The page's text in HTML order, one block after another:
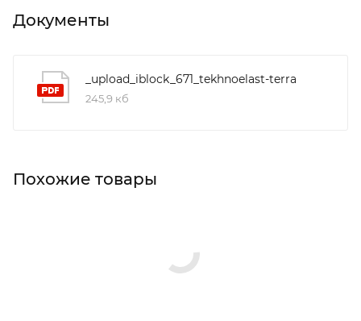
Документы
_upload_iblock_671_tekhnoelast-terra
245,9 кб
Похожие товары